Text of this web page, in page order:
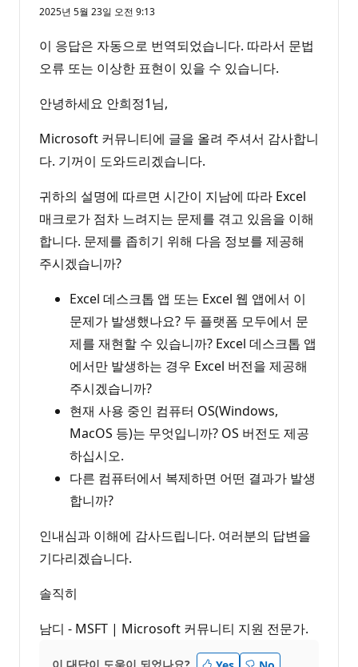
2025년 5월 23일 오전 9:13
이 응답은 자동으로 번역되었습니다. 따라서 문법
오류 또는 이상한 표현이 있을 수 있습니다.
안녕하세요 안희정1님,
Microsoft 커뮤니티에 글을 올려 주셔서 감사합니
다. 기꺼이 도와드리겠습니다.
귀하의 설명에 따르면 시간이 지남에 따라 Excel
매크로가 점차 느려지는 문제를 겪고 있음을 이해
합니다. 문제를 좁히기 위해 다음 정보를 제공해
주시겠습니까?
Excel 데스크톱 앱 또는 Excel 웹 앱에서 이
문제가 발생했나요? 두 플랫폼 모두에서 문
제를 재현할 수 있습니까? Excel 데스크톱 앱
에서만 발생하는 경우 Excel 버전을 제공해
주시겠습니까?
현재 사용 중인 컴퓨터 OS(Windows,
MacOS 등)는 무엇입니까? OS 버전도 제공
하십시오.
다른 컴퓨터에서 복제하면 어떤 결과가 발생
합니까?
인내심과 이해에 감사드립니다. 여러분의 답변을
기다리겠습니다.
솔직히
남디 - MSFT | Microsoft 커뮤니티 지원 전문가.